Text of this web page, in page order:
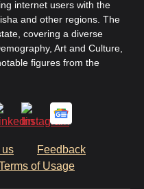
internet users with the
and other regions. The
covering a diverse
Art and Culture,
figures from the
us
Feedback
of Usage